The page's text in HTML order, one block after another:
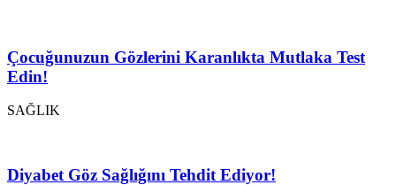
Çocuğunuzun Gözlerini Karanlıkta Mutlaka Test
Edin!
SAĞLIK
Diyabet Göz Sağlığını Tehdit Ediyor!